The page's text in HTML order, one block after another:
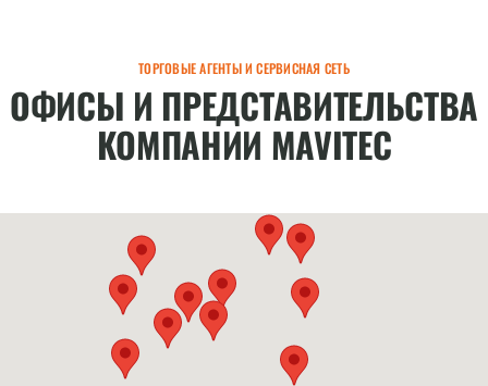
ТОРГОВЫЕ АГЕНТЫ И СЕРВИСНАЯ СЕТЬ
ОФИСЫ И ПРЕДСТАВИТЕЛЬСТВА
КОМПАНИИ MAVITEC